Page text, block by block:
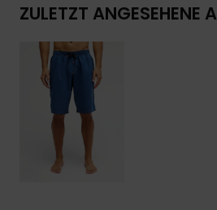
ZULETZT ANGESEHENE